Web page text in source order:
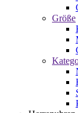
Größe